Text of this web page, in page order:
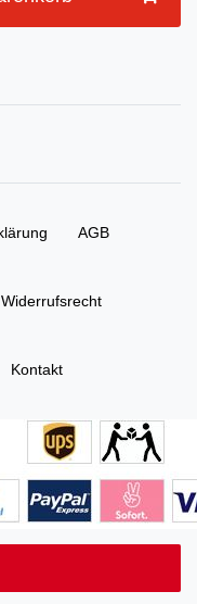
AGB
Widerrufs­recht
Kontakt